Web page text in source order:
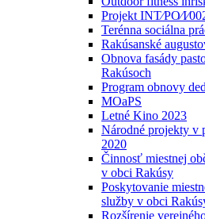
Projekt
Terénna sociálna
Rakúsanské
Obnova fasády
Rakúsoch
Program obnovy
MOaPS
Letné Kino 2023
Národné projekty v
2020
Činnosť miestnej
v obci Rakúsy
Poskytovanie
služby v obci
Rozšírenie